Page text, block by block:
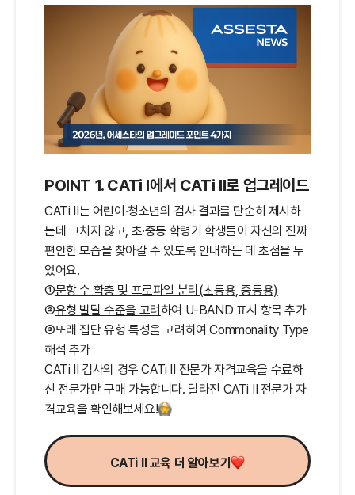
POINT 1. CATi Ⅰ에서 CATi Ⅱ로 업그레이드
CATi Ⅱ는 어린이·청소년의 검사 결과를 단순히 제시하
는데 그치지 않고, 초·중등 학령기 학생들이 자신의 진짜
편안한 모습을 찾아갈 수 있도록 안내하는 데 초점을 두
었어요.
①문항 수 확충 및 프로파일 분리(초등용, 중등용)
②유형 발달 수준을 고려하여 U-BAND 표시 항목 추가
③또래 집단 유형 특성을 고려하여 Commonality Type
해석 추가
CATi Ⅱ 검사의 경우 CATi Ⅱ 전문가 자격교육을 수료하
신 전문가만 구매 가능합니다. 달라진 CATi Ⅱ 전문가 자
격교육을 확인해보세요!
CATi Ⅱ 교육 더 알아보기